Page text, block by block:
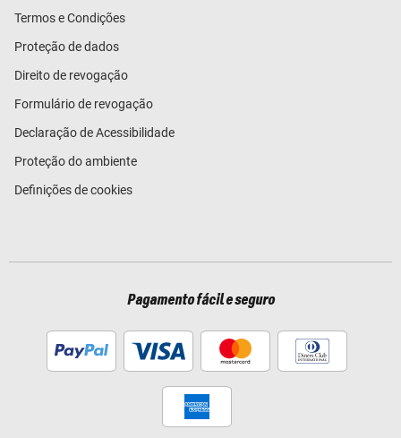
Termos e Condições
Proteção de dados
Direito de revogação
Formulário de revogação
Declaração de Acessibilidade
Proteção do ambiente
Definições de cookies
Pagamento fácil e seguro